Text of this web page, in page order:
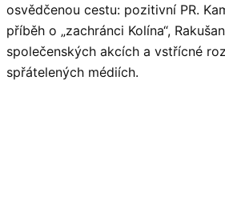
osvědčenou cestu: pozitivní PR.
příběh o „zachránci Kolína“,
společenských akcích a vstřícné
spřátelených médiích.